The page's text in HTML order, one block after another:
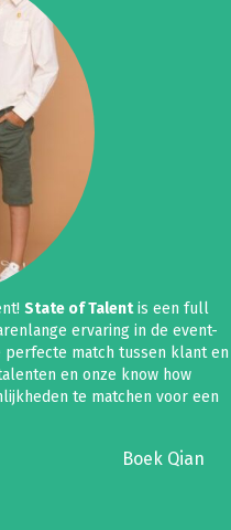
State of Talentis een full
ervaring in de event-
match tussen klant en
en onze know how
te matchen voor een
Boek Qian